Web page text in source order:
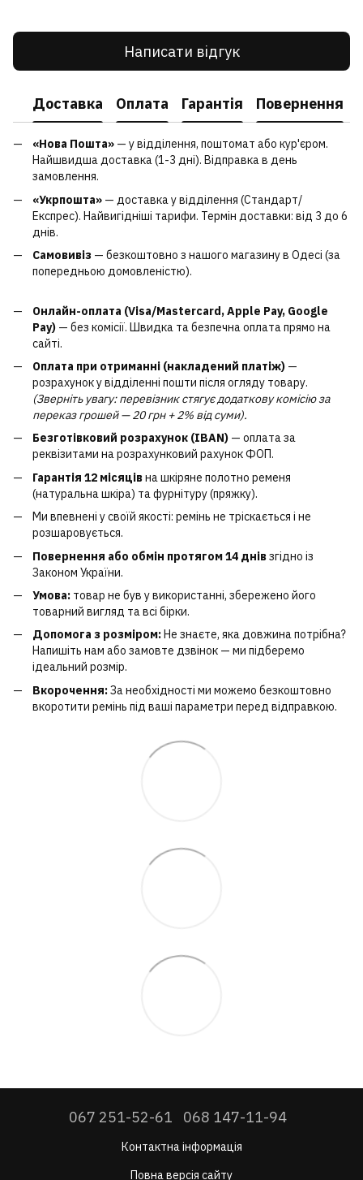
Написати відгук
Доставка Оплата Гарантія Повернення
«Нова Пошта» — у відділення, поштомат або кур'єром.
Найшвидша доставка (1-3 дні). Відправка в день
замовлення.
«Укрпошта» — доставка у відділення (Стандарт/
Експрес). Найвигідніші тарифи. Термін доставки: від 3 до 6
днів.
Самовивіз — безкоштовно з нашого магазину в Одесі (за
попередньою домовленістю).
Онлайн-оплата (Visa/Mastercard, Apple Pay, Google
Pay) — без комісії. Швидка та безпечна оплата прямо на
сайті.
Оплата при отриманні (накладений платіж) —
розрахунок у відділенні пошти після огляду товару.
(Зверніть увагу: перевізник стягує додаткову комісію за
переказ грошей — 20 грн + 2% від суми).
Безготівковий розрахунок (IBAN) — оплата за
реквізитами на розрахунковий рахунок ФОП.
Гарантія 12 місяцівна шкіряне полотно ременя
(натуральна шкіра) та фурнітуру (пряжку).
Ми впевнені у своїй якості: ремінь не тріскається і не
розшаровується.
Повернення або обмін протягом 14 днівзгідно із
Законом України.
Умова: товар не був у використанні, збережено його
товарний вигляд та всі бірки.
Допомога з розміром: Не знаєте, яка довжина потрібна?
Напишіть нам або замовте дзвінок — ми підберемо
ідеальний розмір.
Вкорочення:За необхідності ми можемо безкоштовно
вкоротити ремінь під ваші параметри перед відправкою.
067 251-52-61 068 147-11-94
Контактна інформація
Повна версія сайту